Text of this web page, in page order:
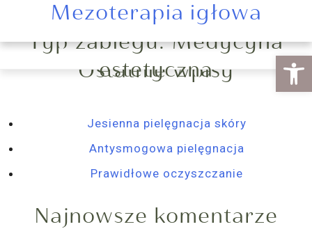
Typ zabiegu:Medycyna
estetyczna
Tropokolagen
Mezoterapia igłowa
Ostatnie wpisy
Jesienna pielęgnacja skóry
Antysmogowa pielęgnacja
Prawidłowe oczyszczanie
Najnowsze komentarze